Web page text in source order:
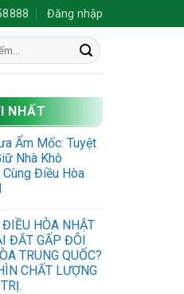
Đăng nhập
NHẤT
Ẩm Mốc: Tuyệt
Nhà Khô
Cùng Điều Hòa
HÒA NHẬT
ĐẮT GẤP ĐÔI
TRUNG QUỐC?
CHẤT LƯỢNG